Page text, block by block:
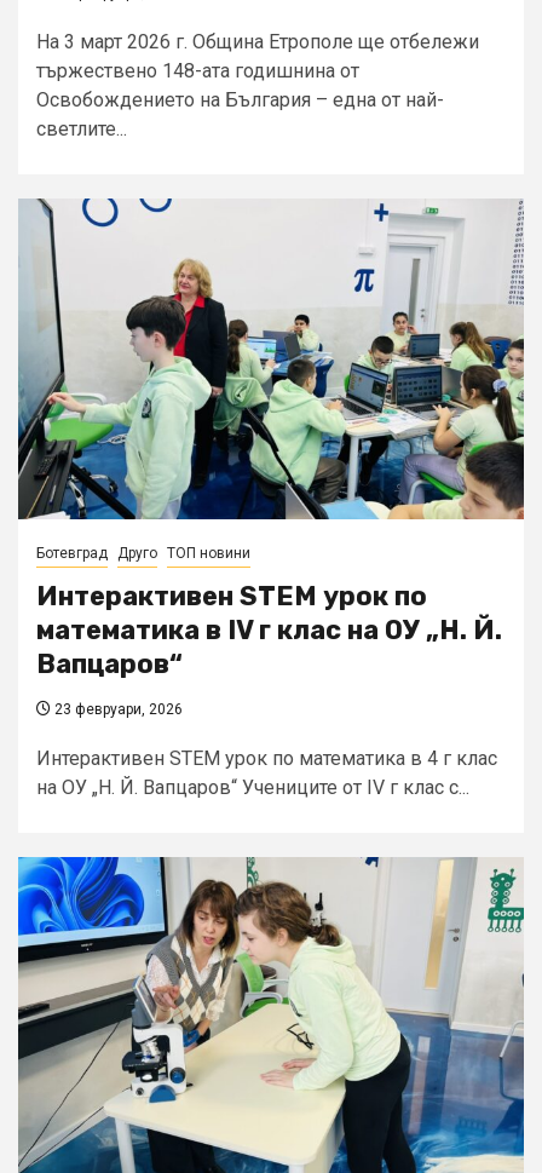
На 3 март 2026 г. Община Етрополе ще отбележи
тържествено 148-ата годишнина от
Освобождението на България – една от най-
светлите...
Ботевград Друго ТОП новини
Интерактивен STEM урок по
математика в IV г клас на ОУ „Н. Й.
Вапцаров“
23 февруари, 2026
Интерактивен STEM урок по математика в 4 г клас
на ОУ „Н. Й. Вапцаров“ Учениците от IV г клас с...